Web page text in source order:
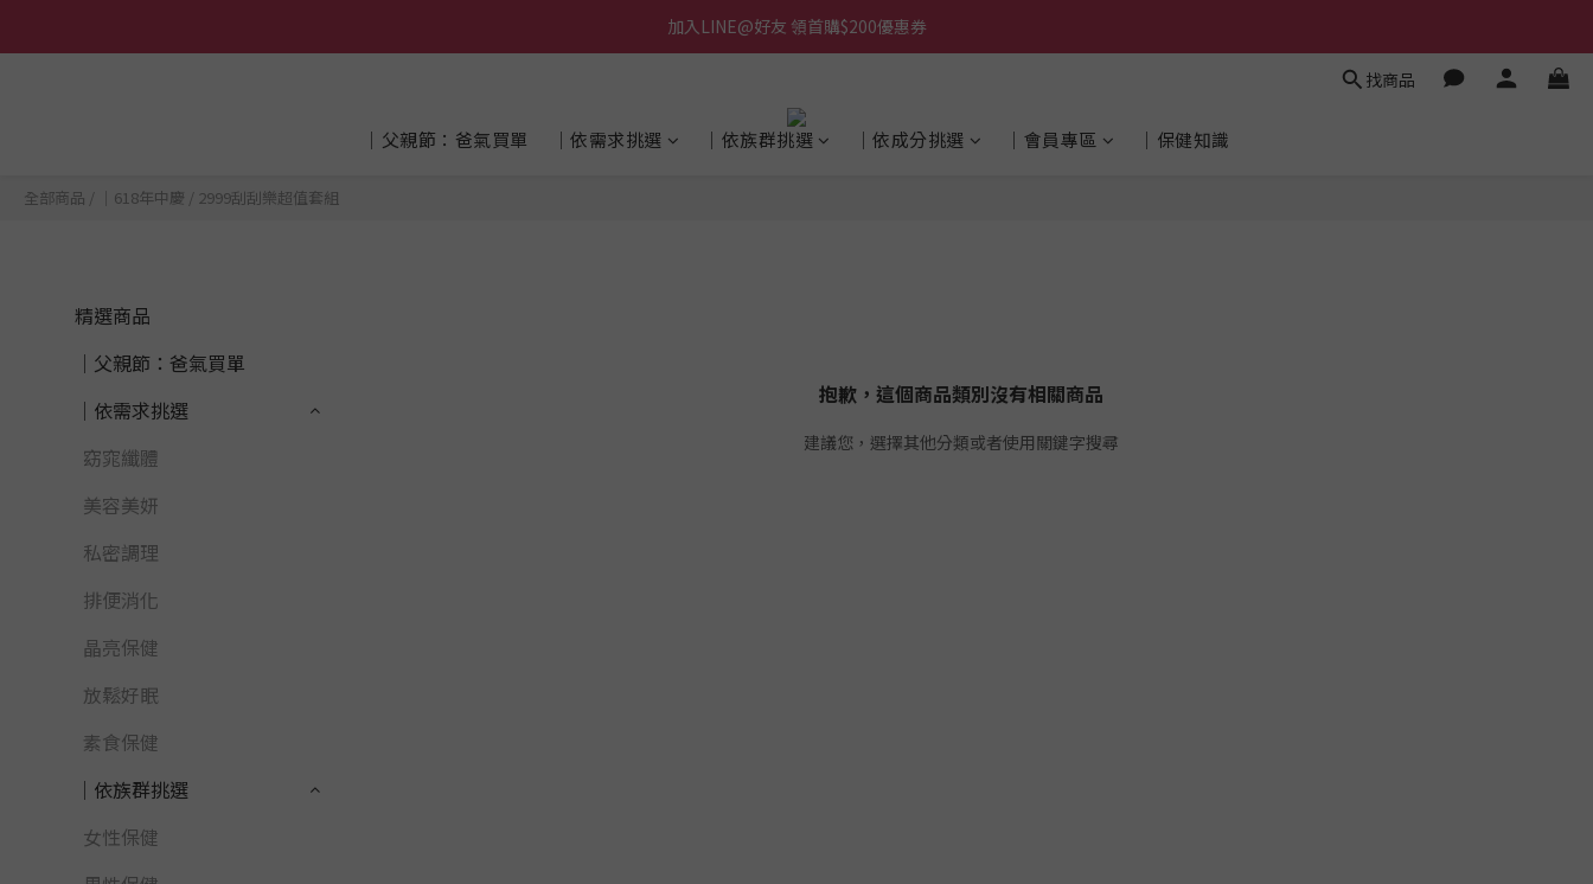
加入LINE@好友 領首購$200優惠券
找商品
│父親節：爸氣買單 │依需求挑選 │依族群挑選 │依成分挑選 │會員專區 │保健知識
全部商品 / │618年中慶 / 2999刮刮樂超值套組
精選商品
│父親節：爸氣買單
│依需求挑選
窈窕纖體
美容美妍
私密調理
排便消化
晶亮保健
放鬆好眠
素食保健
│依族群挑選
女性保健
抱歉，這個商品類別沒有相關商品
建議您，選擇其他分類或者使用關鍵字搜尋